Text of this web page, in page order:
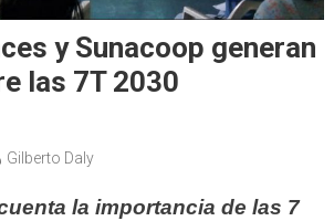
y Sunacoop generan
las 7T 2030
Gilberto Daly
la importancia de las 7